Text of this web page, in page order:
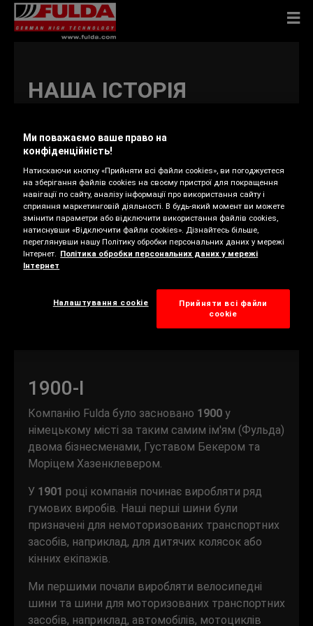
НАША ІСТОРІЯ
2010
1900-І
Компанію Fulda було засновано 1900 у
німецькому місті за таким самим ім'ям (Фульда)
двома бізнесменами, Густавом Бекером та
Моріцем Хазенклевером.
У 1901 році компанія починає виробляти ряд
гумових виробів. Наші перші шини були
призначені для немоторизованих транспортних
засобів, наприклад, для дитячих колясок або
кінних екіпажів.
Ми першими почали виробляти велосипедні
шини та шини для моторизованих транспортних
засобів, наприклад, автомобілів, мотоциклів
Ми поважаємо ваше право на
конфіденційність!
Натискаючи кнопку «Прийняти всі файли cookies», ви погоджуєтеся
на зберігання файлів cookies на своєму пристрої для покращення
навігації по сайту, аналізу інформації про використання сайту і
сприяння маркетинговій діяльності. В будь-який момент ви можете
змінити параметри або відключити використання файлів cookies,
натиснувши «Відключити файли cookies». Дізнайтесь більше,
переглянувши нашу Політику обробки персональних даних у мережі
Інтернет. Політика обробки персональних даних у мережі
Інтернет
Налаштування cookie
Прийняти всі файли
сookie